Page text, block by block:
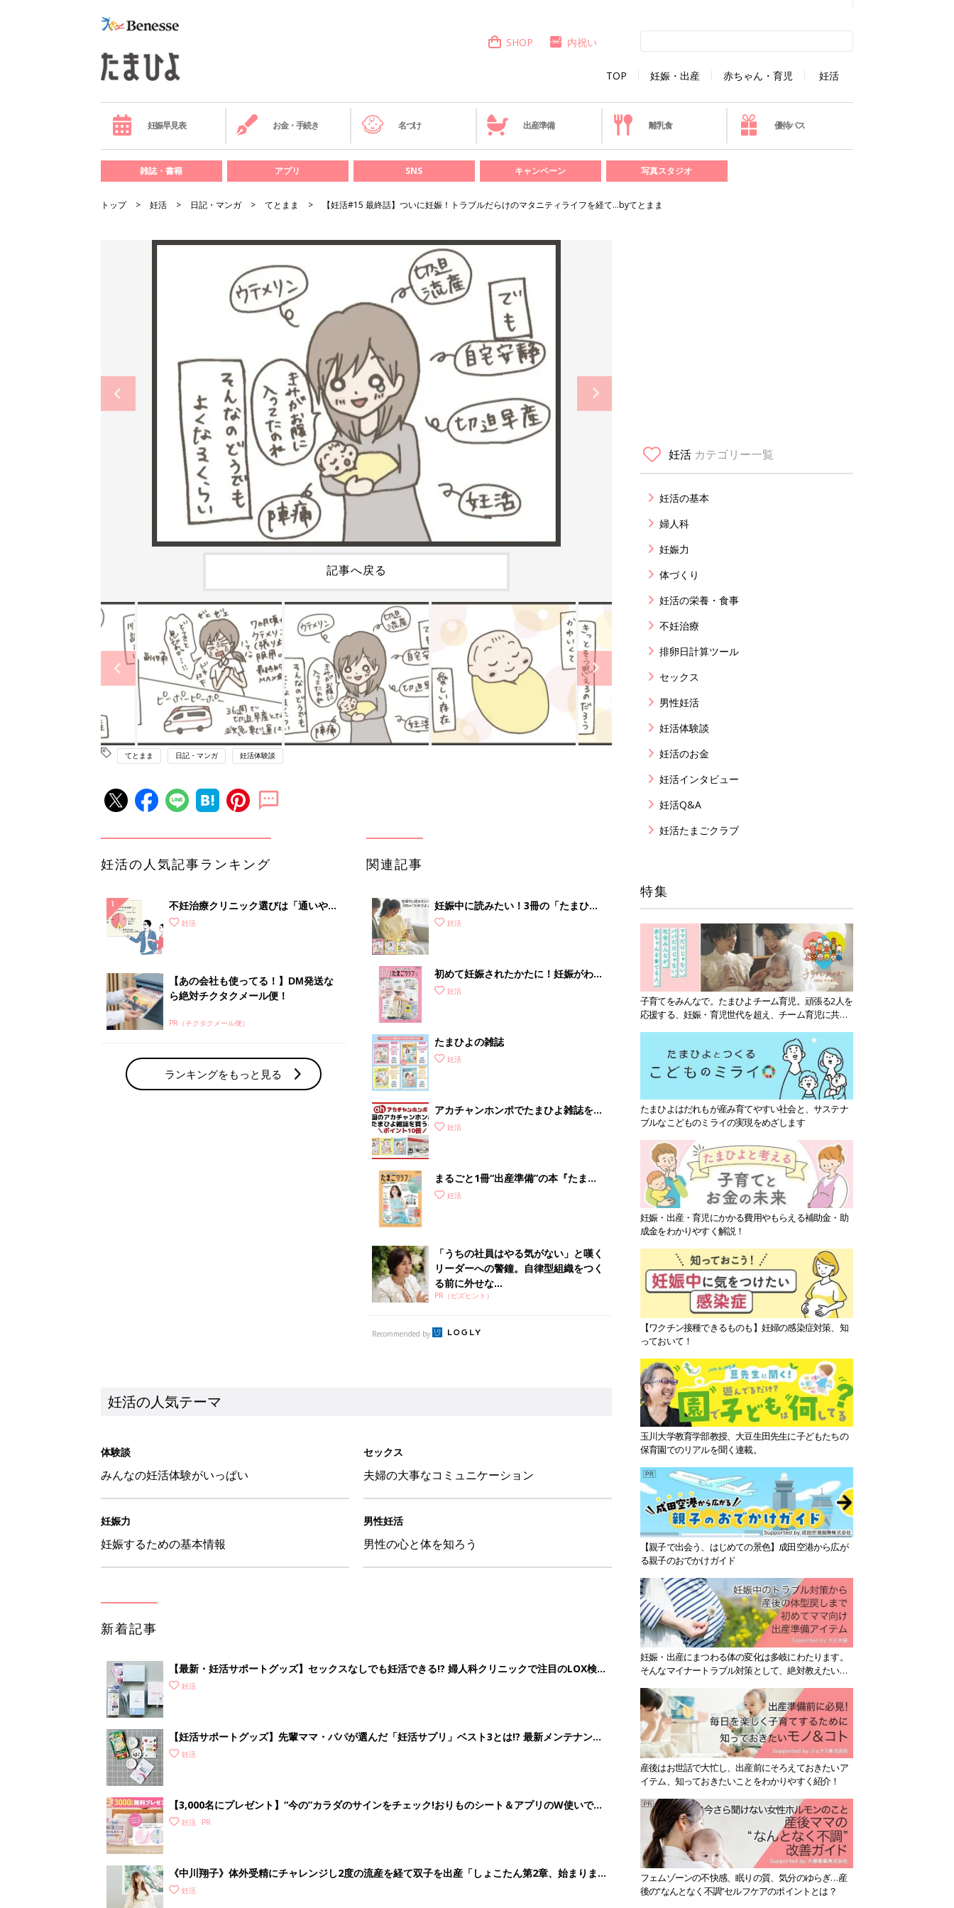
TOP 妊娠・出産 赤ちゃん・育児 妊活
SHOP 内祝い
妊娠早見表 お金・手続き 名づけ 出産準備 離乳食 優待パス
雑誌・書籍 アプリ SNS キャンペーン 写真スタジオ
トップ 妊活 日記・マンガ てとまま 【妊活#15 最終話】ついに妊娠！トラブルだらけのマタニティライフを経て…byてとまま
記事へ戻る
てとまま 日記・マンガ 妊活体験談
妊活の人気記事ランキング
不妊治療クリニック選びは「通いやす
さ」が大切！選び方、重要3カ条っ
妊活
【あの会社も使ってる！】DM発送な
ら絶対チクタクメール便！
PR（チクタクメール便）
ランキングをもっと見る
関連記事
妊娠中に読みたい！3冊の「たまひ
よ」妊活
初めて妊娠されたかたに！妊娠がわか
ったら最初に読む本『初めてのたまご
妊活
たまひよの雑誌
妊活
アカチャンホンポでたまひよ雑誌を買
うとポイント10倍【期間限定】
妊活
まるごと1冊“出産準備”の本『たまご
クラブ 夏号』〈スペシャル大特集〉
妊活
「うちの社員はやる気がない」と嘆く
リーダーへの警鐘。自律型組織をつく
る前に外せな...
PR（ビズヒント）
Recommended by
妊活の人気テーマ
体験談
みんなの妊活体験がいっぱい
セックス
夫婦の大事なコミュニケーション
妊娠力
妊娠するための基本情報
男性妊活
男性の心と体を知ろう
新着記事
【最新・妊活サポートグッズ】セックスなしでも妊活できる!? 婦人科クリニックで注目のLOX検
査が自宅でできる!? 驚きグッズ続々
妊活
【妊活サポートグッズ】先輩ママ・パパが選んだ「妊活サプリ」ベスト3とは!? 最新メンテナンス
グッズも
妊活
【3,000名にプレゼント】“今の”カラダのサインをチェック!おりものシート＆アプリのW使いでス
ムーズに予測
妊活
《中川翔子》体外受精にチャレンジし2度の流産を経て双子を出産「しょこたん第2章、始まりま
した！」
妊活
妊活 カテゴリー一覧
妊活の基本
婦人科
妊娠力
体づくり
妊活の栄養・食事
不妊治療
排卵日計算ツール
セックス
男性妊活
妊活体験談
妊活のお金
妊活インタビュー
妊活Q&A
妊活たまごクラブ
特集
子育てをみんなで。たまひよチーム育児。頑張る2人を
応援する、妊娠・育児世代を超え、チーム育児に共感
たまひよはだれもが産み育てやすい社会と、サステナ
ブルなこどものミライの実現をめざします
妊娠・出産・育児にかかる費用やもらえる補助金・助
成金をわかりやすく解説！
【ワクチン接種できるものも】妊婦の感染症対策、知
っておいて！
玉川大学教育学部教授、大豆生田先生に子どもたちの
保育園でのリアルを聞く連載。
【親子で出会う、はじめての景色】成田空港から広が
る親子のおでかけガイド
妊娠・出産にまつわる体の変化は多岐にわたります。
そんなマイナートラブル対策として、絶対教えたい！
産後はお世話で大忙し、出産前にそろえておきたいア
イテム、知っておきたいことをわかりやすく紹介！
フェムゾーンの不快感、眠りの質、気分のゆらぎ…産
後の“なんとなく不調”セルフケアのポイントとは？